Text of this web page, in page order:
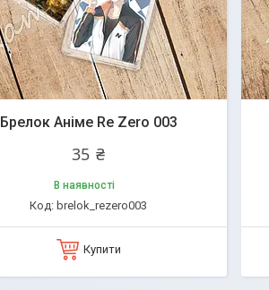
Брелок Аніме Re Zero 003
35 ₴
В наявності
brelok_rezero003
Купити